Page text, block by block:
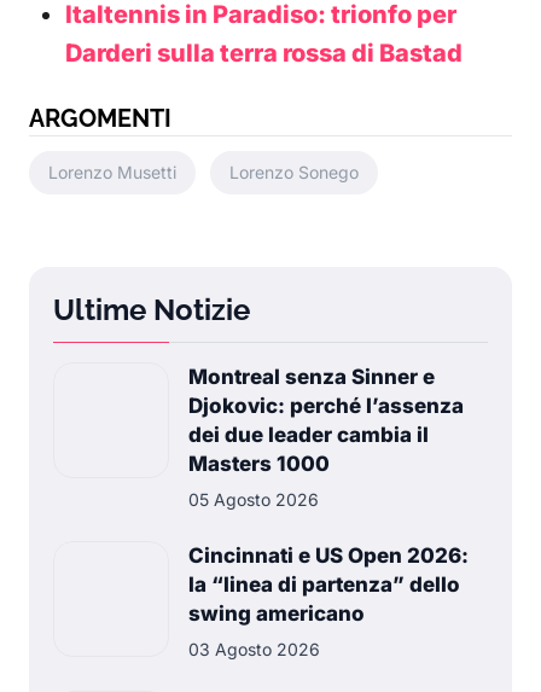
Italtennis in Paradiso: trionfo per
Darderi sulla terra rossa di Bastad
ARGOMENTI
Lorenzo Musetti Lorenzo Sonego
Ultime Notizie
Montreal senza Sinner e
Djokovic: perché l’assenza
dei due leader cambia il
Masters 1000
05 Agosto 2026
Cincinnati e US Open 2026:
la “linea di partenza” dello
swing americano
03 Agosto 2026